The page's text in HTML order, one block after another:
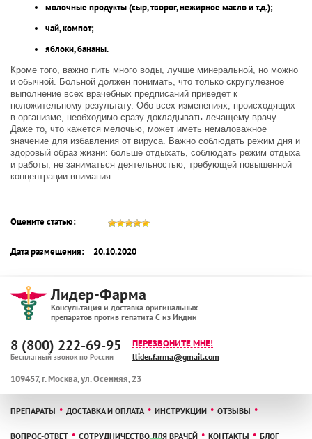
молочные продукты (сыр, творог, нежирное масло и т.д.);
чай, компот;
яблоки, бананы.
Кроме того, важно пить много воды, лучше минеральной, но можно
и обычной. Больной должен понимать, что только скрупулезное
выполнение всех врачебных предписаний приведет к
положительному результату. Обо всех изменениях, происходящих
в организме, необходимо сразу докладывать лечащему врачу.
Даже то, что кажется мелочью, может иметь немаловажное
значение для избавления от вируса. Важно соблюдать режим дня и
здоровый образ жизни: больше отдыхать, соблюдать режим отдыха
и работы, не заниматься деятельностью, требующей повышенной
концентрации внимания.
Оцените статью:
Дата размещения: 20.10.2020
Лидер-Фарма
Консультация и доставка оригинальных
препаратов против гепатита С из Индии
8 (800) 222-69-95
Бесплатный звонок по России
ПЕРЕЗВОНИТЕ МНЕ!
llider.farma@gmail.com
109457,г. Москва,ул. Осенняя, 23
ПРЕПАРАТЫ ДОСТАВКА И ОПЛАТА ИНСТРУКЦИИ ОТЗЫВЫ
ВОПРОС-ОТВЕТ СОТРУДНИЧЕСТВО ДЛЯ ВРАЧЕЙ КОНТАКТЫ БЛОГ